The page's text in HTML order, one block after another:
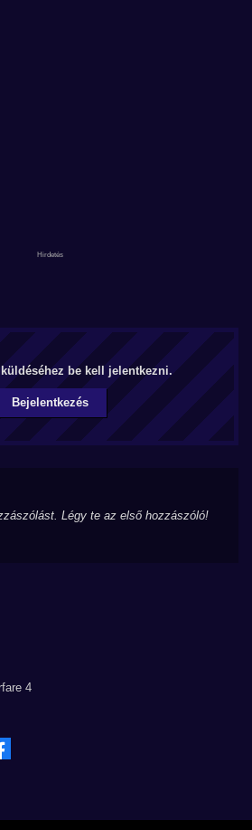
be kell jelentkezni.
Bejelentkezés
Légy te az első hozzászóló!
4